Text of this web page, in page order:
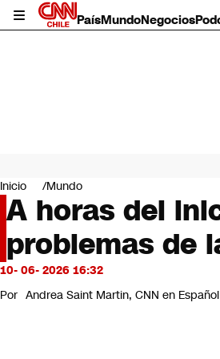
PaísMundoNegocios
Mundo
Negocios
Deportes
Programas completos
Cultura
Servicios
Bits
CNN Data
Inicio Mundo
A horas del
problemas de
10- 06- 2026 16:32
Por Andrea Saint Martin, CNN en Español